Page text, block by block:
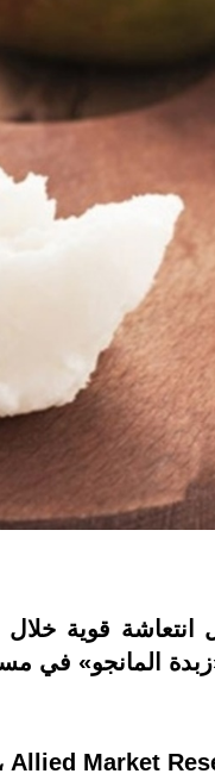
قوية خلال
المانجو» في